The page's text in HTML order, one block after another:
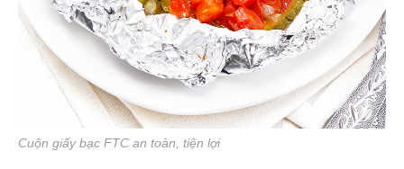
Cuộn giấy bạc FTC an toàn, tiện lợi